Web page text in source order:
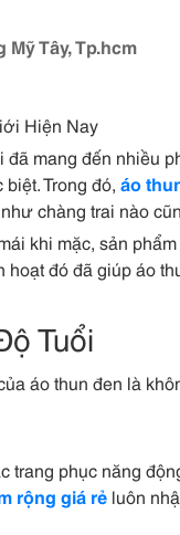
Tây, Tp.hcm
Hiện Nay
mang đến nhiều
Trong đó, áo
chàng trai nào
khi mặc, sản
hoạt đó đã giúp áo
Tuổi
áo thun đen là
phục năng
rộng giá rẻ luôn